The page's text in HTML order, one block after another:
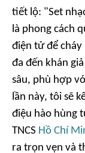
tiết lộ: "Set
là phong cách
điện tử để
đa đến khán
sâu, phù hợp
lần này, tôi sẽ
điệu hào hùng
TNCS Hồ Chí
ra trọn vẹn và